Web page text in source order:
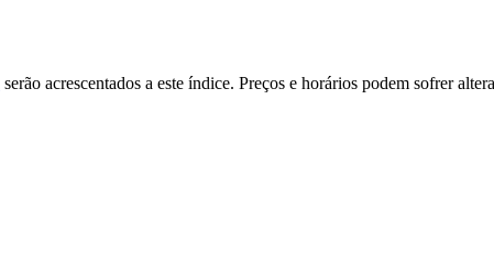
serão acrescentados a este índice. Preços e horários podem sofrer